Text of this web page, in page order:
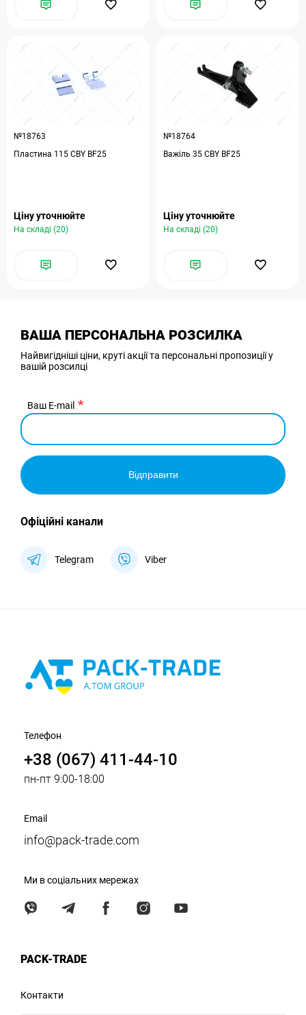
№18763
Пластина 115 CBY BF25
Ціну уточнюйте
На складі (20)
№18764
Важіль 35 CBY BF25
Ціну уточнюйте
На складі (20)
ВАША ПЕРСОНАЛЬНА РОЗСИЛКА
Найвигідніші ціни, круті акції та персональні пропозиції у
вашій розсилці
Ваш E-mail
Відправити
Офіційні канали
Telegram Viber
Телефон
+38 (067) 411-44-10
пн-пт 9:00-18:00
Email
info@pack-trade.com
Ми в соціальних мережах
PACK-TRADE
Контакти